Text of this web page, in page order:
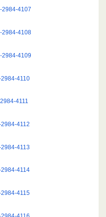
2984-4107
2984-4108
2984-4109
4110
4111
4112
4113
4114
4115
4116